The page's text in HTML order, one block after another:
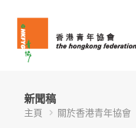
新聞稿
主頁 關於香港青年協會